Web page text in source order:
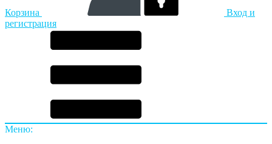
Корзина
Вход и
регистрация
Меню: